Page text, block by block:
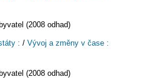
(2008 odhad)
: / Vývoj a změny v čase :
(2008 odhad)